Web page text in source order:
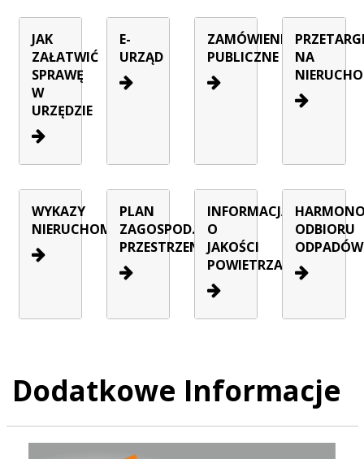
JAK
ZAŁATWIĆ
SPRAWĘ
W
URZĘDZIE
E-
URZĄD
ZAMÓWIENIA
PUBLICZNE
NA
WYKAZY
NIERUCHOMOŚCI
PLAN
ZAGOSPOD.
PRZESTRZENNEGO
INFORMACJA
O
JAKOŚCI
POWIETRZA
ODBIORU
ODPADÓW
Dodatkowe Informacje